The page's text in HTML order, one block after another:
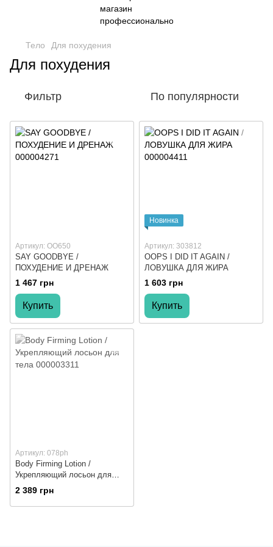
Тело Для похудения
Для похудения
Фильтр По популярности
Артикул: ОО650
SAY GOODBYE /
ПОХУДЕНИЕ И ДРЕНАЖ
1 467 грн
Купить
Новинка
Артикул: 303812
OOPS I DID IT AGAIN /
ЛОВУШКА ДЛЯ ЖИРА
1 603 грн
Купить
Артикул: 078ph
Body Firming Lotion /
Укрепляющий лосьон для
тела
2 389 грн